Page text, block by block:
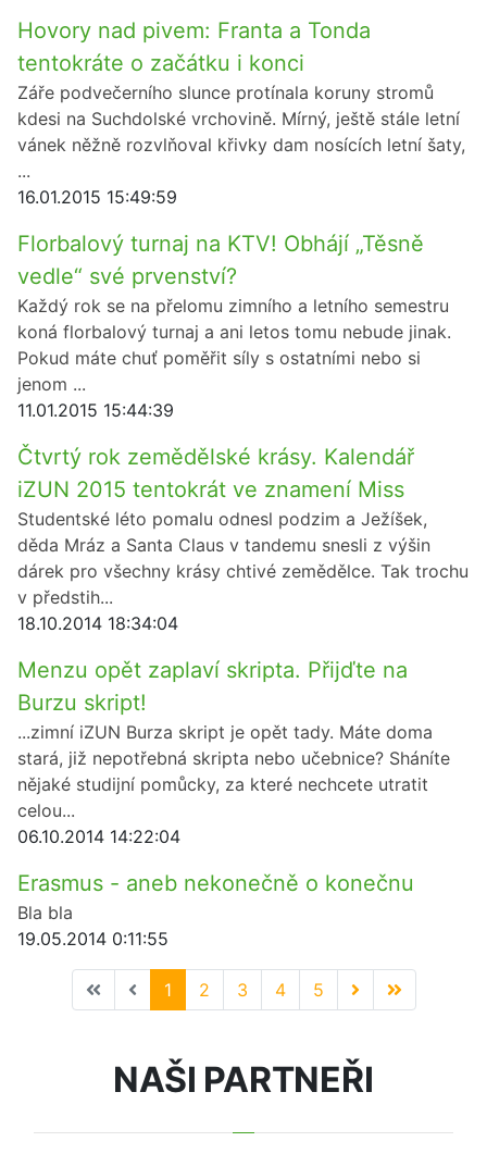
Hovory nad pivem: Franta a Tonda
tentokráte o začátku i konci
Záře podvečerního slunce protínala koruny stromů
kdesi na Suchdolské vrchovině. Mírný, ještě stále letní
vánek něžně rozvlňoval křivky dam nosících letní šaty,
...
16.01.2015 15:49:59
Florbalový turnaj na KTV! Obhájí „Těsně
vedle“ své prvenství?
Každý rok se na přelomu zimního a letního semestru
koná florbalový turnaj a ani letos tomu nebude jinak.
Pokud máte chuť poměřit síly s ostatními nebo si
jenom ...
11.01.2015 15:44:39
Čtvrtý rok zemědělské krásy. Kalendář
iZUN 2015 tentokrát ve znamení Miss
Studentské léto pomalu odnesl podzim a Ježíšek,
děda Mráz a Santa Claus v tandemu snesli z výšin
dárek pro všechny krásy chtivé zemědělce. Tak trochu
v předstih...
18.10.2014 18:34:04
Menzu opět zaplaví skripta. Přijďte na
Burzu skript!
...zimní iZUN Burza skript je opět tady. Máte doma
stará, již nepotřebná skripta nebo učebnice? Sháníte
nějaké studijní pomůcky, za které nechcete utratit
celou...
06.10.2014 14:22:04
Erasmus - aneb nekonečně o konečnu
Bla bla
19.05.2014 0:11:55
1 2 3 4 5
NAŠI PARTNEŘI